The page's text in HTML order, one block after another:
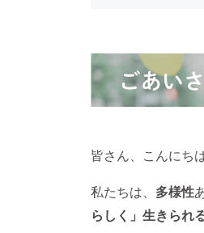
皆さん、こんにち
私たちは、 多様性
らしく」生きられ